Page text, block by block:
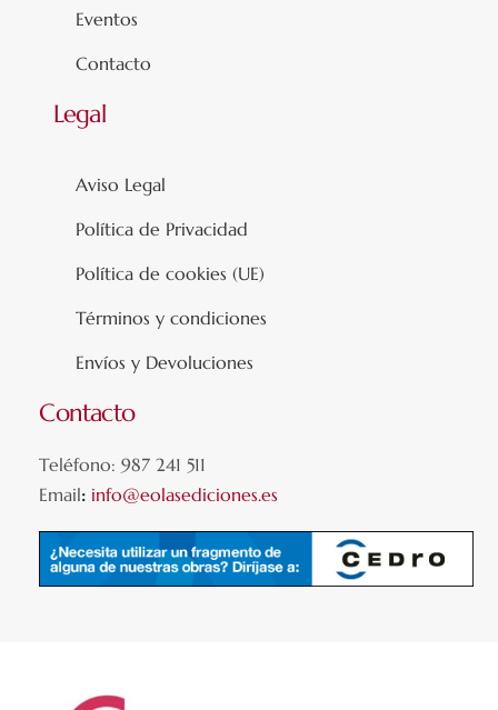
Eventos
Contacto
Legal
Aviso Legal
Política de Privacidad
Política de cookies (UE)
Términos y condiciones
Envíos y Devoluciones
Contacto
Teléfono: 987 241 511
Email: info@eolasediciones.es